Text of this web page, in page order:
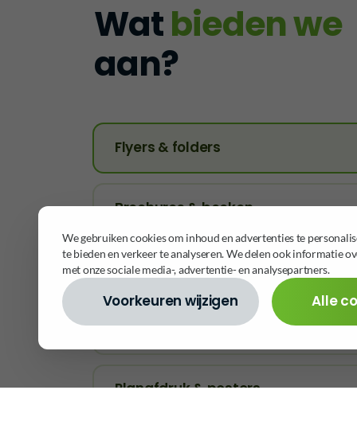
Watbieden we
aan?
Flyers & folders
Brochures & boeken
Eindwerken & portfolio's
Inbinden
Planafdruk & posters
We gebruiken cookies om inhoud en advertenties te
te bieden en verkeer te analyseren. We delen ook informatie
met onze sociale media-, advertentie- en analysepartners.
Voorkeuren wijzigen Alle